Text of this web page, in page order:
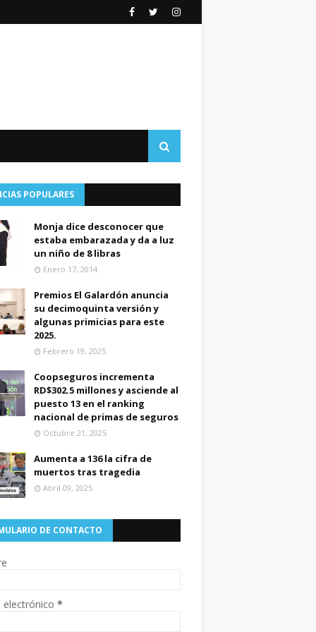
POPULARES
Monja dice desconocer que
estaba embarazada y da a luz
un niño de 8 libras
Enero 17, 2014
Premios El Galardón anuncia
su decimoquinta versión y
algunas primicias para este
2025.
Febrero 19, 2025
Coopseguros incrementa
RD$302.5 millones y asciende al
puesto 13 en el ranking
nacional de primas de seguros
Octubre 21, 2025
Aumenta a 136 la cifra de
muertos tras tragedia
Abril 09, 2025
DE CONTACTO
electrónico *